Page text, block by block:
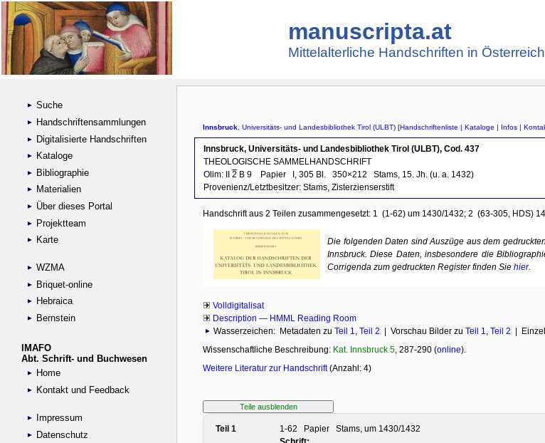
manuscripta.at
Mittelalterliche Handschriften in Österreich
Suche
Handschriftensammlungen
Digitalisierte Handschriften
Kataloge
Bibliographie
Materialien
Über dieses Portal
Projektteam
Karte
WZMA
Briquet-online
Hebraica
Bernstein
IMAFO
Abt. Schrift- und Buchwesen
Home
Kontakt und Feedback
Impressum
Datenschutz